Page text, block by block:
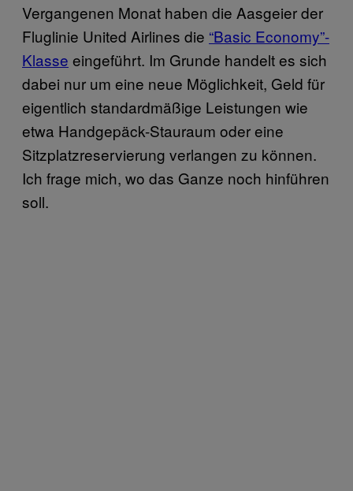
Vergangenen Monat haben die Aasgeier der
Fluglinie United Airlines die “Basic Economy”-
Klasse eingeführt. Im Grunde handelt es sich
dabei nur um eine neue Möglichkeit, Geld für
eigentlich standardmäßige Leistungen wie
etwa Handgepäck-Stauraum oder eine
Sitzplatzreservierung verlangen zu können.
Ich frage mich, wo das Ganze noch hinführen
soll.